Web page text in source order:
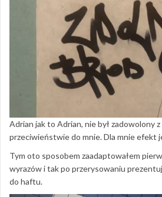
Adrian jak to Adrian, nie był zadowolony
przeciwieństwie do mnie. Dla mnie efekt
Tym oto sposobem zaadaptowałem
wyrazów i tak po przerysowaniu
do haftu.